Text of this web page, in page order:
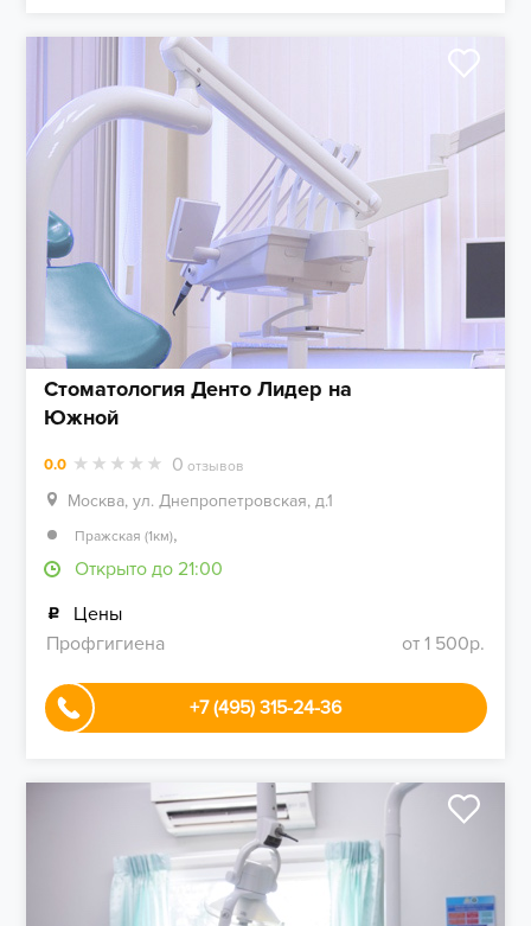
Стоматология Денто Лидер на
Южной
0.0 0 отзывов
Москва, ул. Днепропетровская, д.1
Пражская (1км),
Открыто до 21:00
Цены
Профгигиена
от 1 500р.
+7 (495) 315-24-36